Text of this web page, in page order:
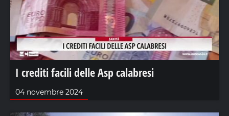
I crediti facili delle Asp calabresi
04 novembre 2024